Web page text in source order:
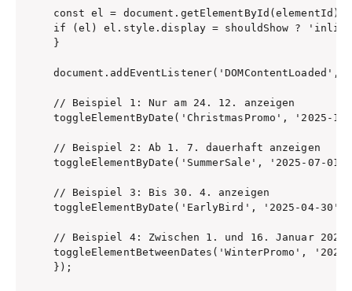
const el = document.getElementById(elementId);
if (el) el.style.display = shouldShow ?
}
// Beispiel 1: Nur am 24. 12. anzeigen
toggleElementByDate('ChristmasPromo', '2025-
// Beispiel 2: Ab 1. 7. dauerhaft anzeigen
toggleElementByDate('SummerSale', '2025-07-
// Beispiel 3: Bis 30. 4. anzeigen
toggleElementByDate('EarlyBird', '2025-04-
// Beispiel 4: Zwischen 1. und 16. Januar 2025
toggleElementBetweenDates('WinterPromo',
});